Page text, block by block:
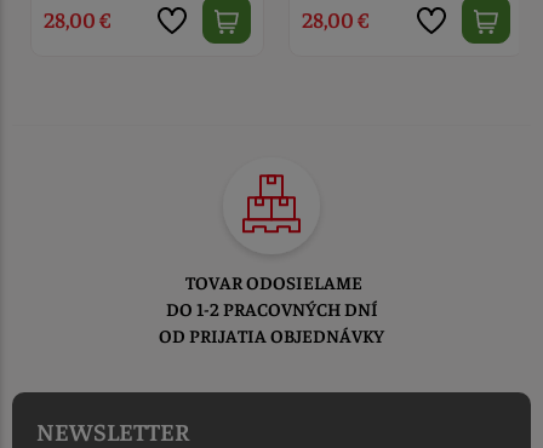
28,00 € 28,00 €
TOVAR ODOSIELAME
DO 1-2 PRACOVNÝCH DNÍ
OD PRIJATIA OBJEDNÁVKY
NEWSLETTER